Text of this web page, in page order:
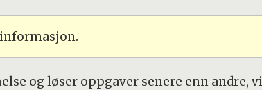
og løser oppgaver senere enn andre,